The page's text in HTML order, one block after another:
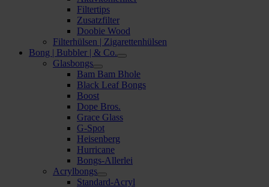
Filtertips
Zusatzfilter
Doobie Wood
Filterhülsen | Zigarettenhülsen
Bong | Bubbler | & Co.
Glasbongs
Bam Bam Bhole
Black Leaf Bongs
Boost
Dope Bros.
Grace Glass
G-Spot
Heisenberg
Hurricane
Bongs-Allerlei
Acrylbongs
Standard-Acryl